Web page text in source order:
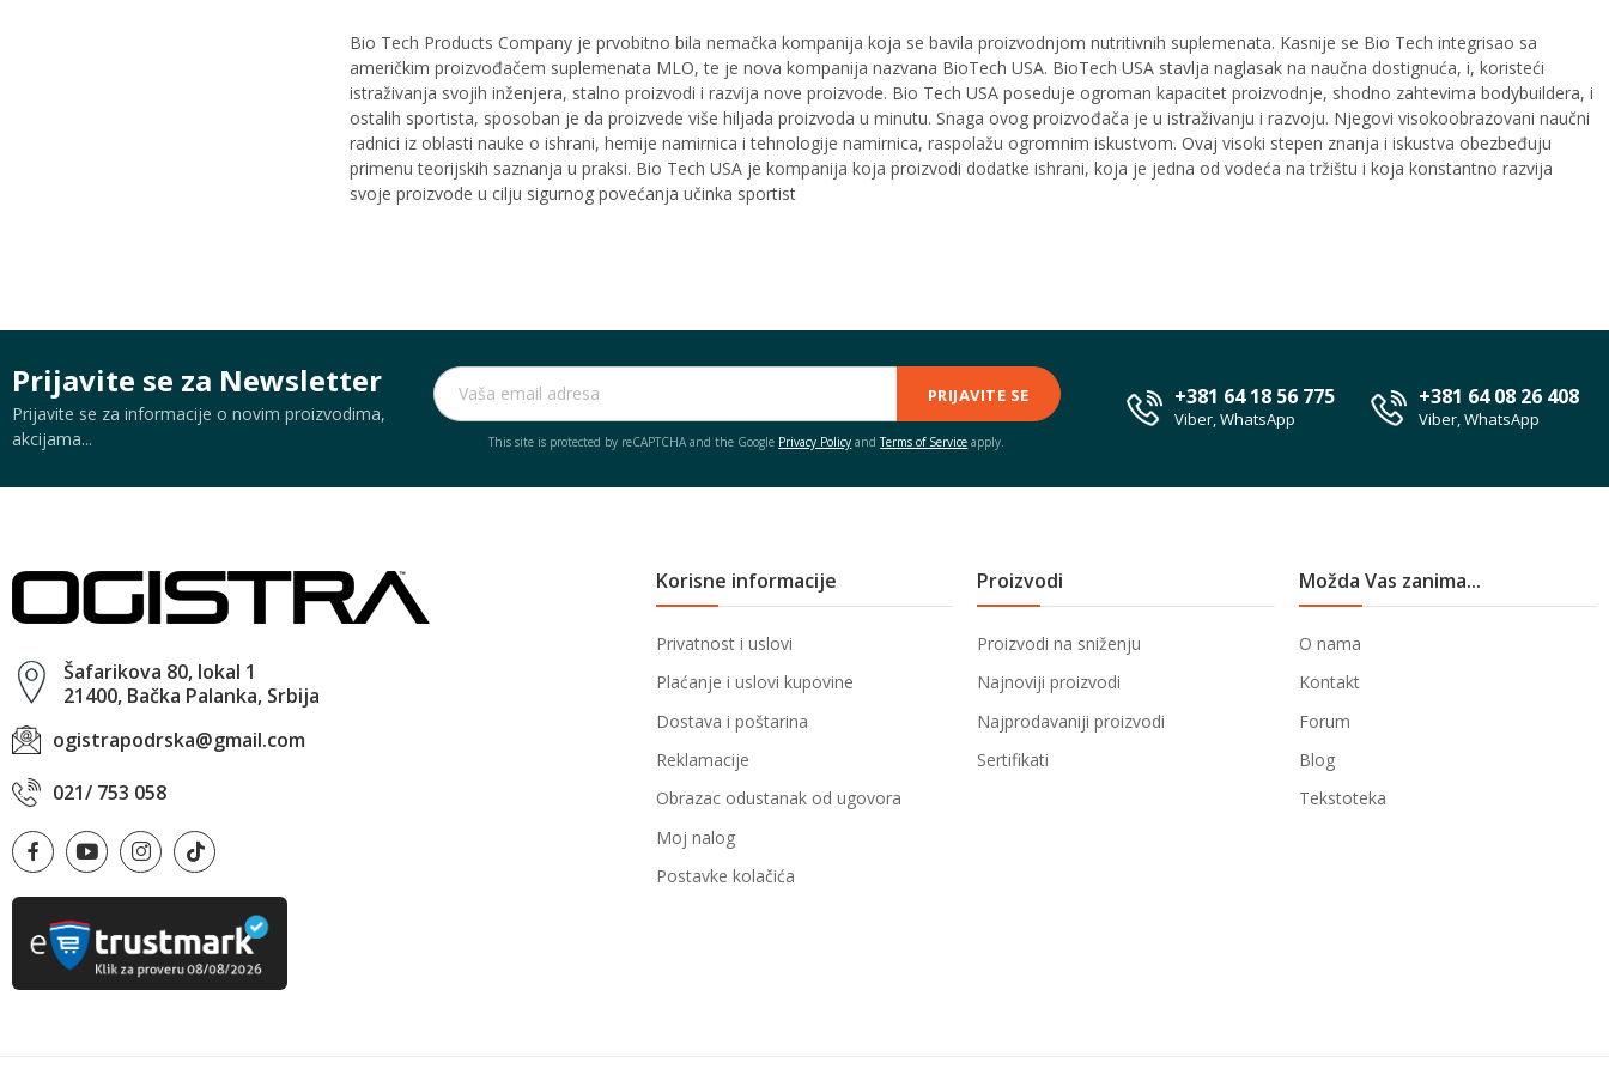
Bio Tech Products Company je prvobitno bila nemačka kompanija koja se bavila proizvodnjom nutritivnih suplemenata. Kasnije se Bio Tech integrisao sa
američkim proizvođačem suplemenata MLO, te je nova kompanija nazvana BioTech USA. BioTech USA stavlja naglasak na naučna dostignuća, i, koristeći
istraživanja svojih inženjera, stalno proizvodi i razvija nove proizvode. Bio Tech USA poseduje ogroman kapacitet proizvodnje, shodno zahtevima bodybuildera, i
ostalih sportista, sposoban je da proizvede više hiljada proizvoda u minutu. Snaga ovog proizvođača je u istraživanju i razvoju. Njegovi visokoobrazovaninaučni
radnici iz oblasti nauke o ishrani, hemije namirnica i tehnologije namirnica, raspolažu ogromnim iskustvom. Ovaj visoki stepen znanja i iskustva obezbeđuju
primenu teorijskih saznanja u praksi. Bio Tech USA je kompanija koja proizvodi dodatke ishrani, koja je jedna od vodeća na tržištu i koja konstantno razvija
svoje proizvode u cilju sigurnog povećanja učinka sportist
Prijavite se za Newsletter
Prijavite se za informacije o novim proizvodima,
akcijama...
PRIJAVITE SE
This site is protected by reCAPTCHA and the Google Privacy Policy andTerms of Service apply.
+381 64 18 56 775
Viber, WhatsApp
+381 64 08 26 408
Viber, WhatsApp
Šafarikova 80, lokal 1
21400, Bačka Palanka, Srbija
ogistrapodrska@gmail.com
021/ 753 058
Korisne informacije
Privatnost i uslovi
Plaćanje i uslovi kupovine
Dostava i poštarina
Reklamacije
Obrazac odustanak od ugovora
Moj nalog
Postavke kolačića
Proizvodi
Proizvodi na sniženju
Najnoviji proizvodi
Najprodavaniji proizvodi
Sertifikati
Možda Vas zanima...
O nama
Kontakt
Forum
Blog
Tekstoteka